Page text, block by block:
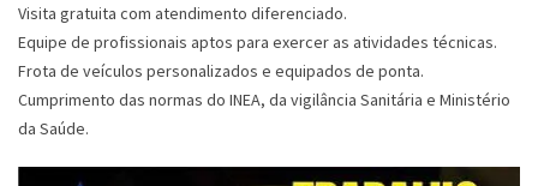
Visita gratuita com atendimento diferenciado.
Equipe de profissionais aptos para exercer as atividades técnicas.
Frota de veículos personalizados e equipados de ponta.
Cumprimento das normas do INEA, da vigilância Sanitária e Ministério
da Saúde.